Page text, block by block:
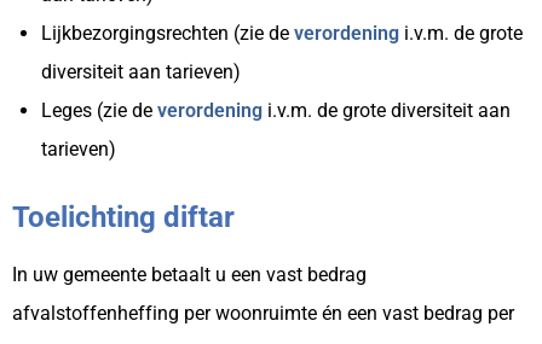
Lijkbezorgingsrechten (zie de verordening i.v.m. de grote
diversiteit aan tarieven)
Leges (zie de verordening i.v.m. de grote diversiteit aan
tarieven)
Toelichting diftar
In uw gemeente betaalt u een vast bedrag
afvalstoffenheffing per woonruimte én een vast bedrag per